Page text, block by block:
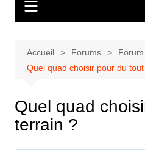
Accueil Forums
Forum
Quel quad choisir pour du
Quel quad
terrain ?